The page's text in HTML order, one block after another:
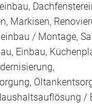
Markisen,
/ Montage,
Einbau,
/